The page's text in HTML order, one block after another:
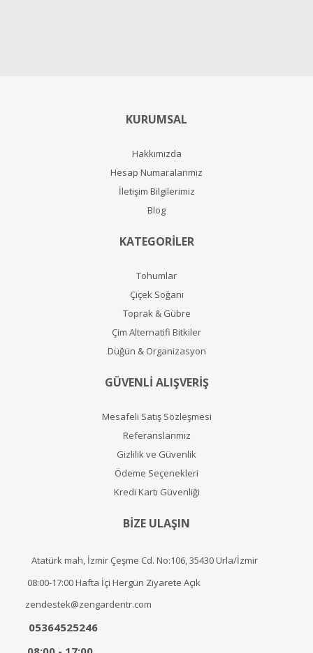
KURUMSAL
Hakkımızda
Hesap Numaralarımız
İletişim Bilgilerimiz
Blog
KATEGORİLER
Tohumlar
Çiçek Soğanı
Toprak & Gübre
Çim Alternatifi Bitkiler
Düğün & Organizasyon
GÜVENLİ ALIŞVERİŞ
Mesafeli Satış Sözleşmesi
Referanslarımız
Gizlilik ve Güvenlik
Ödeme Seçenekleri
Kredi Kartı Güvenliği
BİZE ULAŞIN
Atatürk mah, İzmir Çeşme Cd. No:106, 35430 Urla/İzmir
08:00-17:00 Hafta İçi Hergün Ziyarete Açık
zendestek@zengardentr.com
05364525246